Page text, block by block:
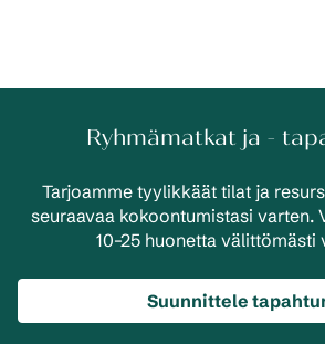
Ryhmämatkat ja -
Tarjoamme tyylikkäät tilat ja
seuraavaa kokoontumistasi varten.
10–25 huonetta välittömästi
Suunnittele